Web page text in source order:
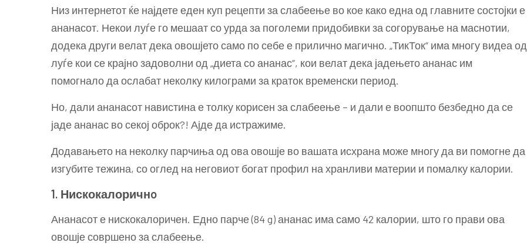
Низ интернетот ќе најдете еден куп рецепти за слабеење во кое како една од главните состојки е
ананасот. Некои луѓе го мешаат со урда за поголеми придобивки за согорување на маснотии,
додека други велат дека овошјето само по себе е прилично магично. „ТикТок“ има многу видеа од
луѓе кои се крајно задоволни од „диета со ананас“, кои велат дека јадењето ананас им
помогнало да ослабат неколку килограми за краток временски период.
Но, дали ананасот навистина е толку корисен за слабеење – и дали е воопшто безбедно да се
јаде ананас во секој оброк?! Ајде да истражиме.
Додавањето на неколку парчиња од ова овошје во вашата исхрана може многу да ви помогне да
изгубите тежина, со оглед на неговиот богат профил на хранливи материи и помалку калории.
1. Нискокалоричнo
Ананасот е нискокалоричен. Едно парче (84 g) ананас има само 42 калории, што го прави ова
овошје совршено за слабеење.